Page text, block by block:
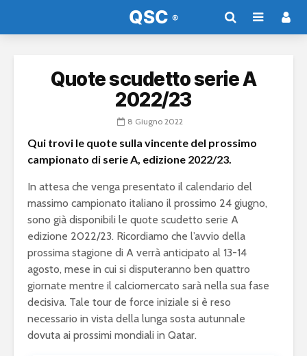
Quote scudetto serie A
2022/23
8 Giugno 2022
Qui trovi le quote sulla vincente del prossimo
campionato di serie A, edizione 2022/23.
In attesa che venga presentato il calendario del
massimo campionato italiano il prossimo 24 giugno,
sono già disponibili le quote scudetto serie A
edizione 2022/23. Ricordiamo che l’avvio della
prossima stagione di A verrà anticipato al 13-14
agosto, mese in cui si disputeranno ben quattro
giornate mentre il calciomercato sarà nella sua fase
decisiva. Tale tour de force iniziale si è reso
necessario in vista della lunga sosta autunnale
dovuta ai prossimi mondiali in Qatar.